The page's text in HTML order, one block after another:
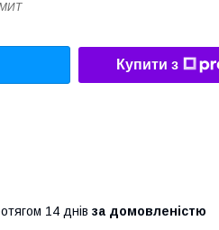
Купити з
14 днів за домовленістю